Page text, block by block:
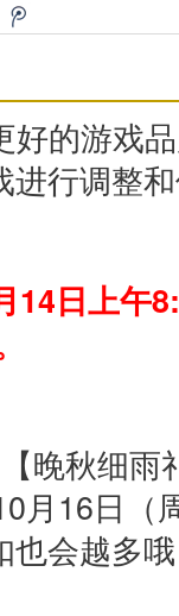
好的游戏
进行调整
14日上午
晚秋细
月16日（
会越多